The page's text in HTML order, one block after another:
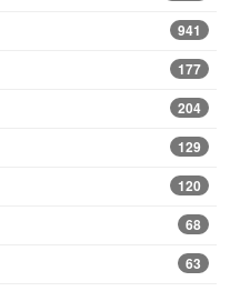
941
177
204
129
120
68
63